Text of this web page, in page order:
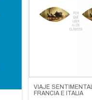
VIAJE
FRANCIA E ITALIA